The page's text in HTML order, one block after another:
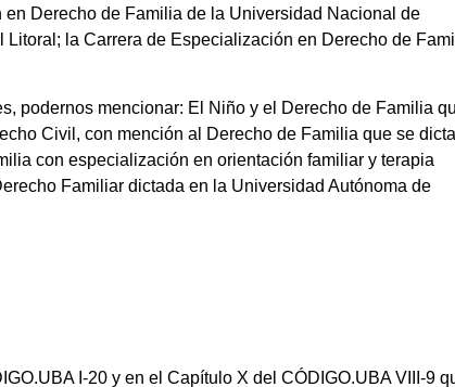
Derecho de Familia de la Universidad Nacional de
la Carrera de Especialización en Derecho de
podernos mencionar: El Niño y el Derecho de Familia
Civil, con mención al Derecho de Familia que se dicta
con especialización en orientación familiar y terapia
Familiar dictada en la Universidad Autónoma de
I-20 y en el Capítulo X del CÓDIGO.UBA VIII-9